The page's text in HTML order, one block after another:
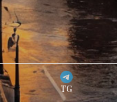
TG